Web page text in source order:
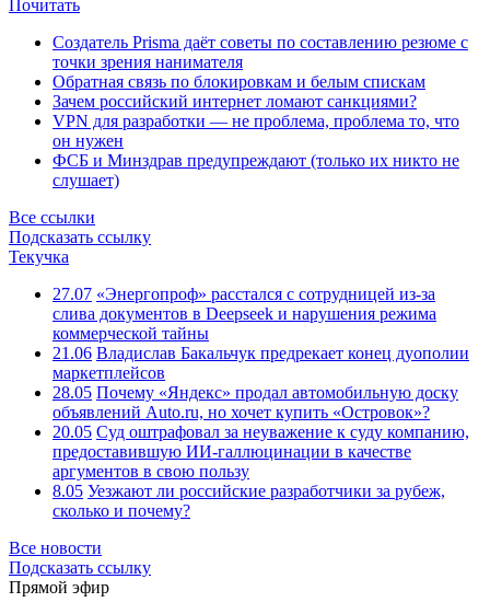
Почитать
Создатель Prisma даёт советы по составлению резюме с
точки зрения нанимателя
Обратная связь по блокировкам и белым спискам
Зачем российский интернет ломают санкциями?
VPN для разработки — не проблема, проблема то, что
он нужен
ФСБ и Минздрав предупреждают (только их никто не
слушает)
Все ссылки
Подсказать ссылку
Текучка
27.07 «Энергопроф» расстался с сотрудницей из-за
слива документов в Deepseek и нарушения режима
коммерческой тайны
21.06 Владислав Бакальчук предрекает конец дуополии
маркетплейсов
28.05 Почему «Яндекс» продал автомобильную доску
объявлений Auto.ru, но хочет купить «Островок»?
20.05 Суд оштрафовал за неуважение к суду компанию,
предоставившую ИИ-галлюцинации в качестве
аргументов в свою пользу
8.05 Уезжают ли российские разработчики за рубеж,
сколько и почему?
Все новости
Подсказать ссылку
Прямой эфир